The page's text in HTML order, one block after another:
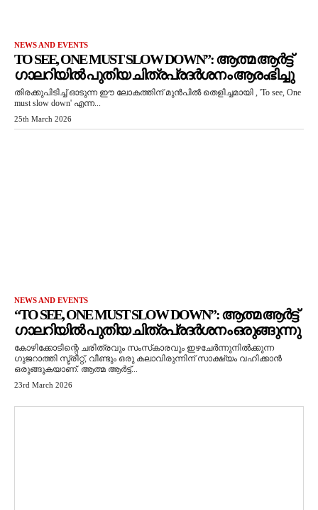
NEWS AND EVENTS
TO SEE, ONE MUST SLOW DOWN”: ആത്മ ആർട്ട്
ഗാലറിയിൽ പുതിയ ചിത്രപ്രദർശനം ആരംഭിച്ചു
തിരക്കുപിടിച്ച് ഓടുന്ന ഈ ലോകത്തിന് മുൻപിൽ തെളിച്ചമായി , 'To see, One
must slow down' എന്ന...
25th March 2026
NEWS AND EVENTS
“TO SEE, ONE MUST SLOW DOWN”: ആത്മ ആർട്ട്
ഗാലറിയിൽ പുതിയ ചിത്രപ്രദർശനം ഒരുങ്ങുന്നു
കോഴിക്കോടിന്റെ ചരിത്രവും സംസ്‌കാരവും ഇഴചേർന്നുനിൽക്കുന്ന
ഗുജറാത്തി സ്ട്രീറ്റ്, വീണ്ടും ഒരു കലാവിരുന്നിന് സാക്ഷ്യം വഹിക്കാൻ
ഒരുങ്ങുകയാണ്. ആത്മ ആർട്ട്...
23rd March 2026